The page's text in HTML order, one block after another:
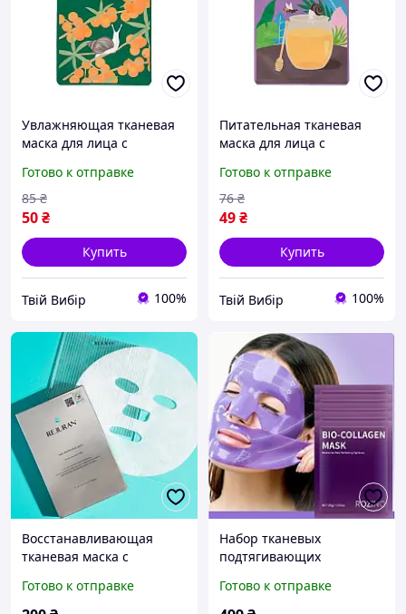
Увлажняющая тканевая
маска для лица с
облепихой Skin79 The
Vitaful Snail Mask 20ml
Готово к отправке
50₴
85 ₴
Купить
Твій Вибір 100%
Питательная тканевая
маска для лица с
Skin79 The Honeyful Snail
Mask 20ml
Готово к отправке
49₴
76 ₴
Купить
Твій Вибір 100%
Восстанавливающая
тканевая маска с
Rejuran Skin Protection
Готово к отправке
Набор тканевых
подтягивающих
для лица ROZINO BIO-
Готово к отправке